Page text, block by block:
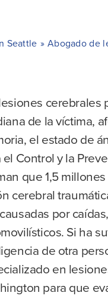
Seattle » Abogado de
cerebrales
de la víctima,
el estado de
el Control y la
que 1,5
cerebral
por
Si ha
de otra
en
para que